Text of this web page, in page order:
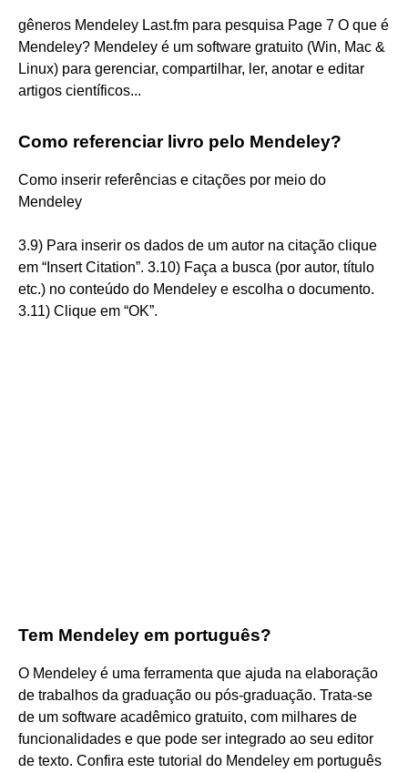
gêneros Mendeley Last.fm para pesquisa Page 7 O que é
Mendeley? Mendeley é um software gratuito (Win, Mac &
Linux) para gerenciar, compartilhar, ler, anotar e editar
artigos científicos...
Como referenciar livro pelo Mendeley?
Como inserir referências e citações por meio do
Mendeley
3.9) Para inserir os dados de um autor na citação clique
em “Insert Citation”. 3.10) Faça a busca (por autor, título
etc.) no conteúdo do Mendeley e escolha o documento.
3.11) Clique em “OK”.
Tem Mendeley em português?
O Mendeley é uma ferramenta que ajuda na elaboração
de trabalhos da graduação ou pós-graduação. Trata-se
de um software acadêmico gratuito, com milhares de
funcionalidades e que pode ser integrado ao seu editor
de texto. Confira este tutorial do Mendeley em português